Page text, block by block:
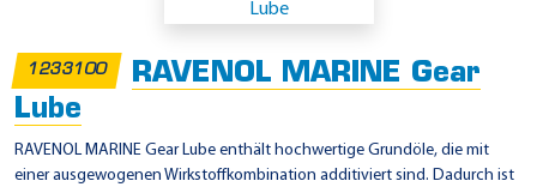
1233100
RAVENOL MARINE Gear
Lube
RAVENOL MARINE Gear Lube enthält hochwertige Grundöle, die mit
einer ausgewogenen Wirkstoffkombination additiviert sind. Dadurch ist